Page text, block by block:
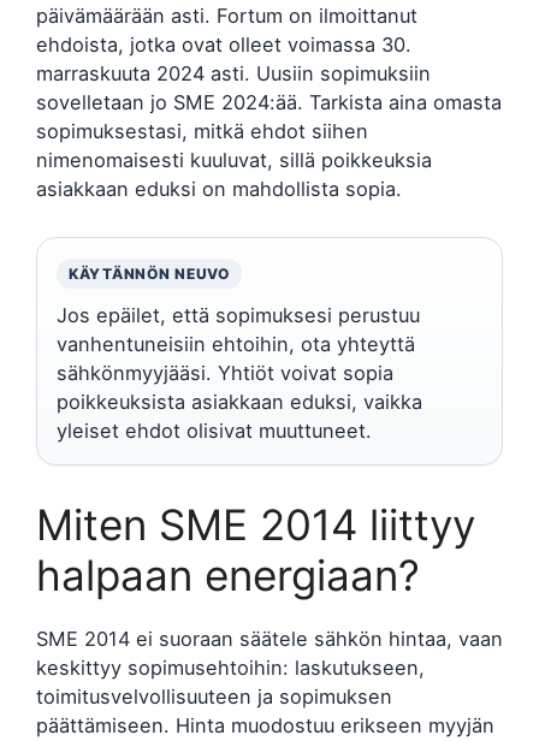
päivämäärään asti. Fortum on ilmoittanut
ehdoista, jotka ovat olleet voimassa 30.
marraskuuta 2024 asti. Uusiin sopimuksiin
sovelletaan jo SME 2024:ää. Tarkista aina omasta
sopimuksestasi, mitkä ehdot siihen
nimenomaisesti kuuluvat, sillä poikkeuksia
asiakkaan eduksi on mahdollista sopia.
KÄYTÄNNÖN NEUVO
Jos epäilet, että sopimuksesi perustuu
vanhentuneisiin ehtoihin, ota yhteyttä
sähkönmyyjääsi. Yhtiöt voivat sopia
poikkeuksista asiakkaan eduksi, vaikka
yleiset ehdot olisivat muuttuneet.
Miten SME 2014 liittyy
halpaan energiaan?
SME 2014 ei suoraan säätele sähkön hintaa, vaan
keskittyy sopimusehtoihin: laskutukseen,
toimitusvelvollisuuteen ja sopimuksen
päättämiseen. Hinta muodostuu erikseen myyjän